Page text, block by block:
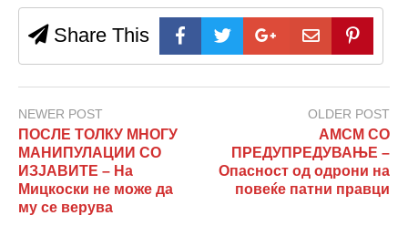
Share This
NEWER POST
ПОСЛЕ ТОЛКУ МНОГУ
МАНИПУЛАЦИИ СО
ИЗЈАВИТЕ – На
Мицкоски не може да
му се верува
OLDER POST
АМСМ СО
ПРЕДУПРЕДУВАЊЕ –
Опасност од одрони на
повеќе патни правци